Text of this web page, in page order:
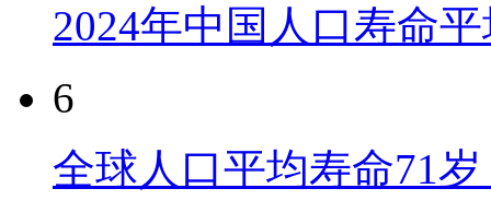
2024年中国人口寿命
6
全球人口平均寿命71